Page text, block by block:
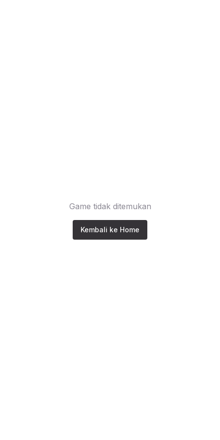
Game tidak ditemukan
Kembali ke Home